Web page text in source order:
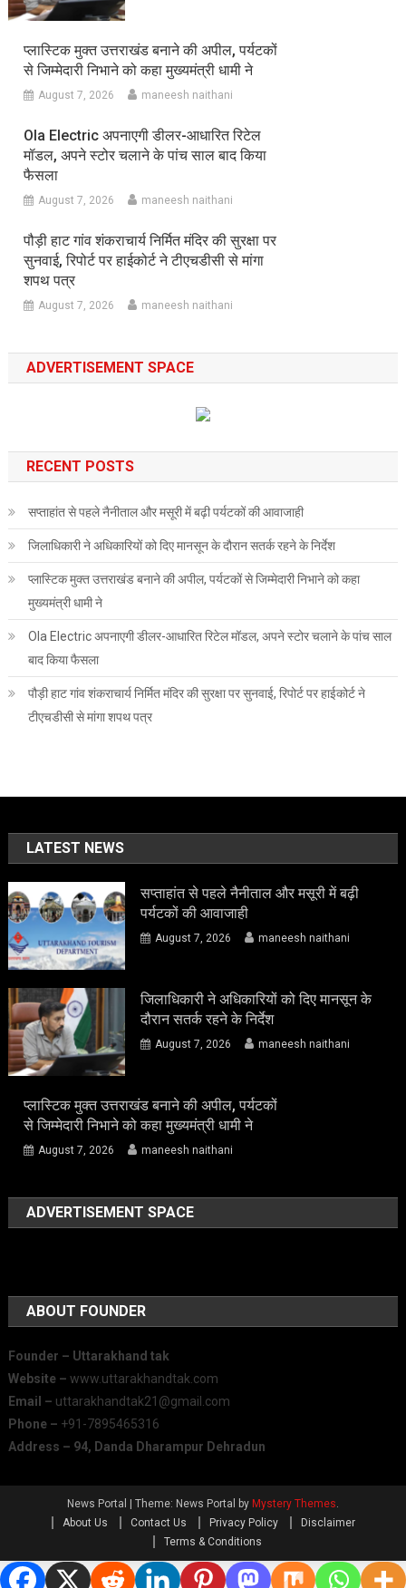
प्लास्टिक मुक्त उत्तराखंड बनाने की अपील, पर्यटकों
से जिम्मेदारी निभाने को कहा मुख्यमंत्री धामी ने
August 7, 2026 maneesh naithani
Ola Electric अपनाएगी डीलर-आधारित रिटेल
मॉडल, अपने स्टोर चलाने के पांच साल बाद किया
फैसला
August 7, 2026 maneesh naithani
पौड़ी हाट गांव शंकराचार्य निर्मित मंदिर की सुरक्षा पर
सुनवाई, रिपोर्ट पर हाईकोर्ट ने टीएचडीसी से मांगा
शपथ पत्र
August 7, 2026 maneesh naithani
ADVERTISEMENT SPACE
RECENT POSTS
सप्ताहांत से पहले नैनीताल और मसूरी में बढ़ी पर्यटकों की आवाजाही
जिलाधिकारी ने अधिकारियों को दिए मानसून के दौरान सतर्क रहने के निर्देश
प्लास्टिक मुक्त उत्तराखंड बनाने की अपील, पर्यटकों से जिम्मेदारी निभाने को कहा
मुख्यमंत्री धामी ने
Ola Electric अपनाएगी डीलर-आधारित रिटेल मॉडल, अपने स्टोर चलाने के पांच साल
बाद किया फैसला
पौड़ी हाट गांव शंकराचार्य निर्मित मंदिर की सुरक्षा पर सुनवाई, रिपोर्ट पर हाईकोर्ट ने
टीएचडीसी से मांगा शपथ पत्र
LATEST NEWS
सप्ताहांत से पहले नैनीताल और मसूरी में बढ़ी
पर्यटकों की आवाजाही
August 7, 2026 maneesh naithani
जिलाधिकारी ने अधिकारियों को दिए मानसून के
दौरान सतर्क रहने के निर्देश
August 7, 2026 maneesh naithani
प्लास्टिक मुक्त उत्तराखंड बनाने की अपील, पर्यटकों
से जिम्मेदारी निभाने को कहा मुख्यमंत्री धामी ने
August 7, 2026 maneesh naithani
ADVERTISEMENT SPACE
ABOUT FOUNDER
Founder – Uttarakhand tak
Website – www.uttarakhandtak.com
Email – uttarakhandtak21@gmail.com
Phone – +91-7895465316
Address – 94, Danda Dharampur Dehradun
News Portal | Theme: News Portal by Mystery Themes.
About Us
Contact Us Privacy Policy
Disclaimer
Terms & Conditions